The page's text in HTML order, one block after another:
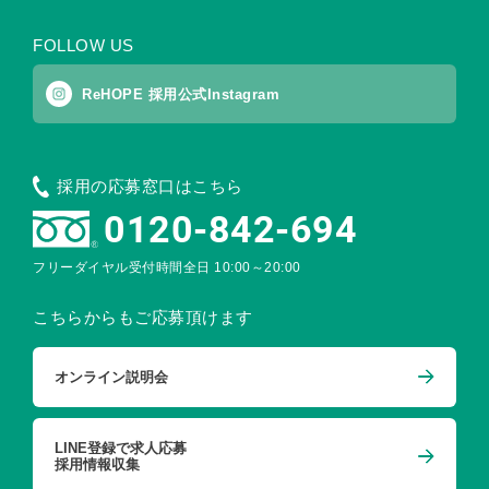
FOLLOW US
ReHOPE 採用公式Instagram
採用の応募窓口はこちら
0120-842-694
フリーダイヤル受付時間全日 10:00～20:00
こちらからもご応募頂けます
オンライン説明会
LINE登録で求人応募
採用情報収集